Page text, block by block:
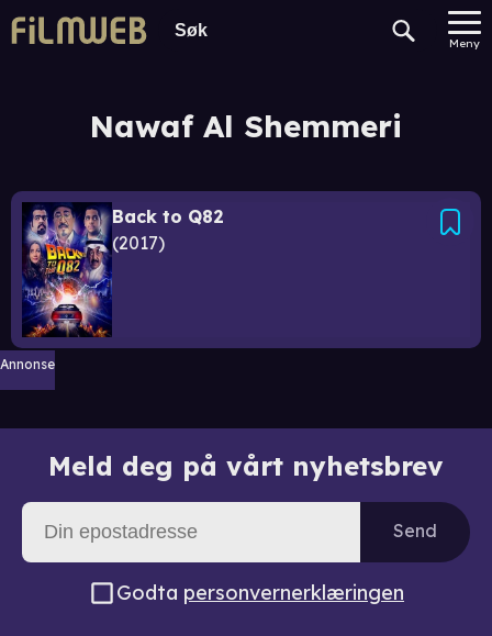
Meny
Nawaf Al Shemmeri
Back to Q82
2017
Annonse
Meld deg på vårt nyhetsbrev
Send
Godta personvernerklæringen